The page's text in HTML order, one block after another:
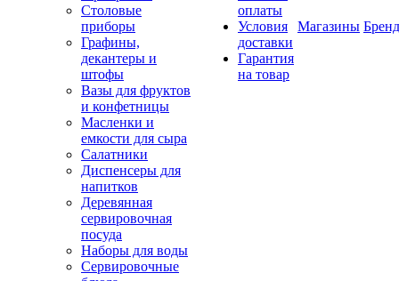
Столовые
приборы
Графины,
декантеры и
штофы
Вазы для фруктов
и конфетницы
Масленки и
емкости для сыра
Салатники
Диспенсеры для
напитков
Деревянная
сервировочная
посуда
Наборы для воды
Сервировочные
оплаты
Условия
доставки
Гарантия
на товар
Магазины